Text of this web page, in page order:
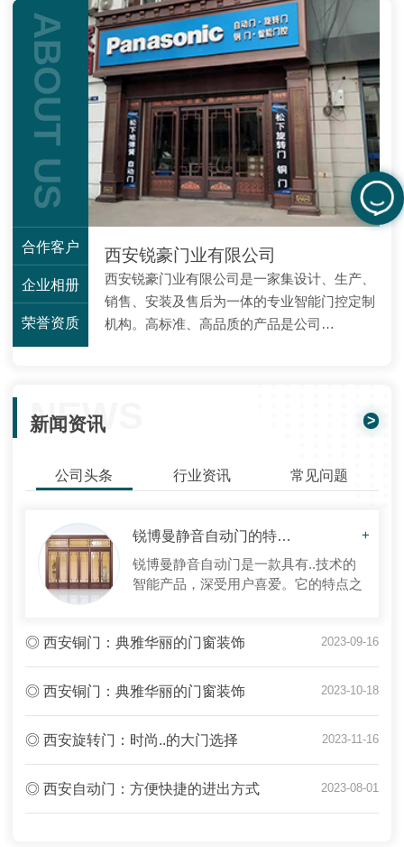
下型材套品门、圆弧自动
门、90°平开自动门、医
用门、铝型材门、肯德基
门、电动伸缩门、停车场
收费管理系统、玻璃幕
墙、 工程五金等相关工
程。我们可按客户实际需
求设计加工不同外观、规
格、颜色的...
ABOUT US
合作客户
企业相册
荣誉资质
西安锐豪门业有限公司
西安锐豪门业有限公司是一家集设计、生产、
销售、安装及售后为一体的专业智能门控定制
机构。高标准、高品质的产品是公司…
NEWS
新闻资讯 >
公司头条 行业资讯 常见问题
锐博曼静音自动门的特点及安装指南
+
锐博曼静音自动门是一款具有..技术的
智能产品，深受用户喜爱。它的特点之
安装即可，省时省力。这款静音自动门
设计精巧，采用..技术，.....
◎ 西安铜门：典雅华丽的门窗装饰 2023-09-16
◎ 西安铜门：典雅华丽的门窗装饰 2023-10-18
◎ 西安旋转门：时尚..的大门选择 2023-11-16
◎ 西安自动门：方便快捷的进出方式 2023-08-01